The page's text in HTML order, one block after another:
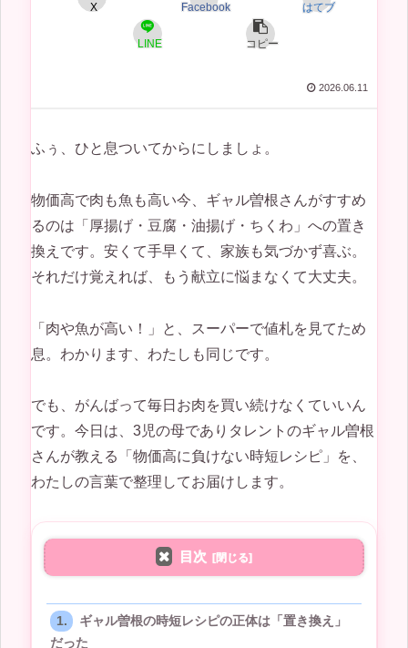
X Facebook はてブ
LINE コピー
2026.06.11
ふぅ、ひと息ついてからにしましょ。
物価高で肉も魚も高い今、ギャル曽根さんがすすめ
るのは「厚揚げ・豆腐・油揚げ・ちくわ」への置き
換えです。安くて手早くて、家族も気づかず喜ぶ。
それだけ覚えれば、もう献立に悩まなくて大丈夫。
「肉や魚が高い！」と、スーパーで値札を見てため
息。わかります、わたしも同じです。
でも、がんばって毎日お肉を買い続けなくていいん
です。今日は、3児の母でありタレントのギャル曽根
さんが教える「物価高に負けない時短レシピ」を、
わたしの言葉で整理してお届けします。
目次
ギャル曽根の時短レシピの正体は「置き換え」
だった